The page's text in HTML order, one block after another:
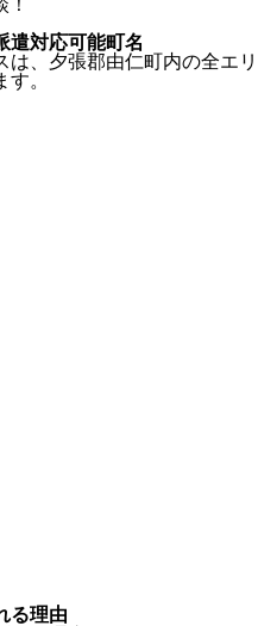
遣対応可能町名
、夕張郡由仁町内の全エリ
。
る理由